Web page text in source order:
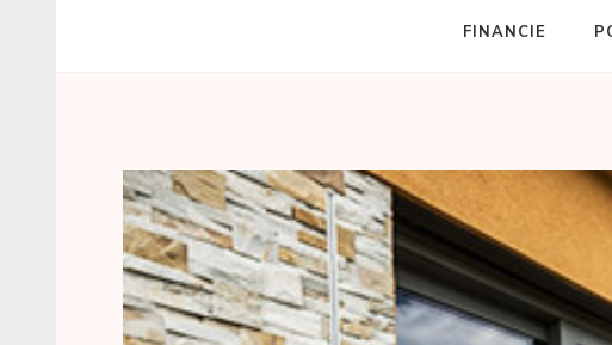
FINANCIE